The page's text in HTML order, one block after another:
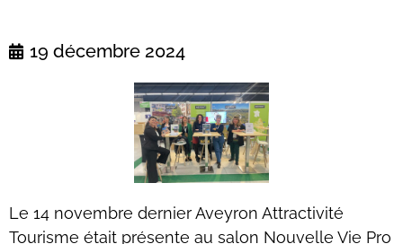
19 décembre 2024
Le 14 novembre dernier Aveyron Attractivité
Tourisme était présente au salon Nouvelle Vie Pro